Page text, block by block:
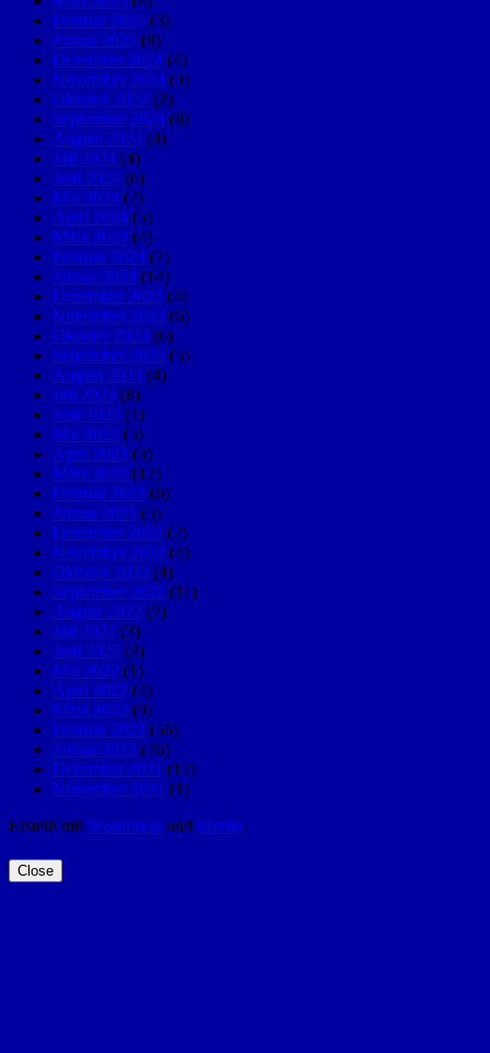
Februar 2025 (3)
Januar 2025 (8)
Dezember 2024 (4)
November 2024 (3)
Oktober 2024 (2)
September 2024 (8)
August 2024 (4)
Juli 2024 (4)
Juni 2024 (6)
Mai 2024 (2)
April 2024 (5)
März 2024 (4)
Februar 2024 (7)
Januar 2024 (14)
Dezember 2023 (4)
November 2023 (6)
Oktober 2023 (6)
September 2023 (5)
August 2023 (4)
Juli 2023 (8)
Juni 2023 (1)
Mai 2023 (5)
April 2023 (3)
März 2023 (12)
Februar 2023 (6)
Januar 2023 (5)
Dezember 2022 (2)
November 2022 (4)
Oktober 2022 (4)
September 2022 (11)
August 2022 (7)
Juli 2022 (3)
Juni 2022 (3)
Mai 2022 (1)
April 2022 (4)
März 2022 (9)
Februar 2022 (56)
Januar 2022 (26)
Dezember 2021 (12)
November 2021 (1)
Erstellt mit WordPress und Merlin.
Close